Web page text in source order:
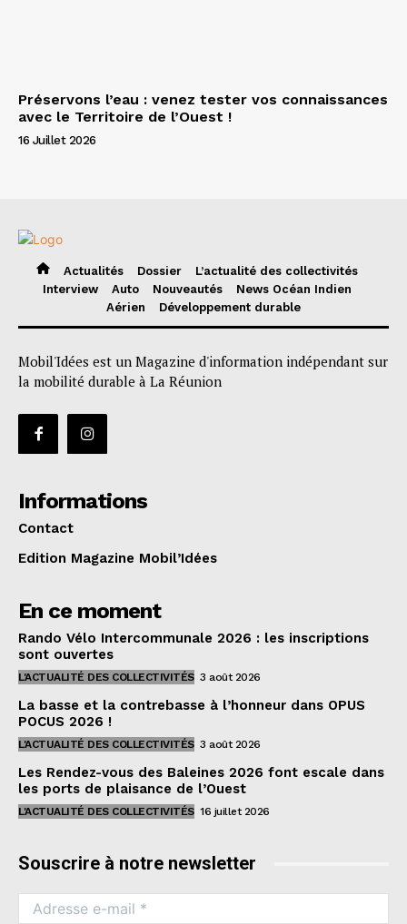
Préservons l’eau : venez tester vos connaissances
avec le Territoire de l’Ouest !
16 Juillet 2026
Actualités Dossier
L’actualité des collectivités
Interview
Auto Nouveautés
News Océan Indien
Aérien
Développement durable
Mobil'Idées est un Magazine d'information indépendant sur
la mobilité durable à La Réunion
Informations
Contact
Edition Magazine Mobil’Idées
En ce moment
Rando Vélo Intercommunale 2026 : les inscriptions
sont ouvertes
L'ACTUALITÉ DES COLLECTIVITÉS 3 août 2026
La basse et la contrebasse à l’honneur dans OPUS
POCUS 2026 !
L'ACTUALITÉ DES COLLECTIVITÉS 3 août 2026
Les Rendez-vous des Baleines 2026 font escale dans
les ports de plaisance de l’Ouest
L'ACTUALITÉ DES COLLECTIVITÉS 16 juillet 2026
Souscrire à notre newsletter